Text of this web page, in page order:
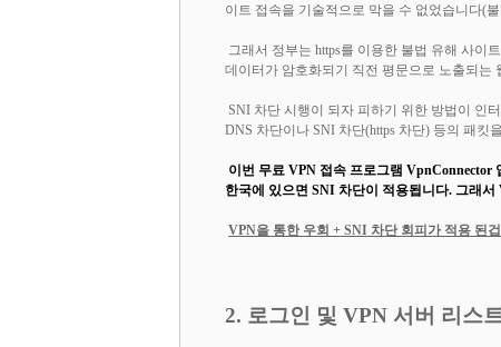
이트 접속을 기술적으로 막을 수 없었습니다(
그래서 정부는 https를 이용한 불법 유해 사이
데이터가 암호화되기 직전 평문으로 노출되는
SNI 차단 시행이 되자 피하기 위한 방법이 인
DNS 차단이나 SNI 차단(https 차단) 등의 패킷
이번 무료 VPN 접속 프로그램 VpnConnector
한국에 있으면 SNI 차단이 적용됩니다. 그래
VPN을 통한 우회 + SNI 차단 회피가 적용 된
2. 로그인 및 VPN 서버 리스